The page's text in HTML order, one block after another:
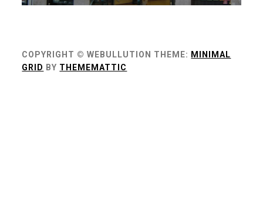
COPYRIGHT © WEBULLUTION THEME: MINIMAL
GRID BY THEMEMATTIC